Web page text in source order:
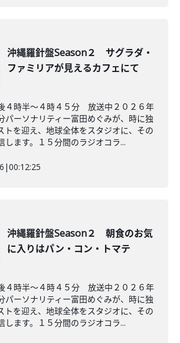
沖縄羅針盤Season２ サグラダ・
ファミリアが見えるカフェにて
時半～４時４５分 放送中２０２６年
パーソナリティー富田めぐみが、時に独
トを迎え、地球全体をスタジオに、その
します。１５分間のラジオコラ...
|00:12:25
沖縄羅針盤Season２ 朝食のお気
に入りはパン・コン・トマテ
時半～４時４５分 放送中２０２６年
パーソナリティー富田めぐみが、時に独
トを迎え、地球全体をスタジオに、その
します。１５分間のラジオコラ...